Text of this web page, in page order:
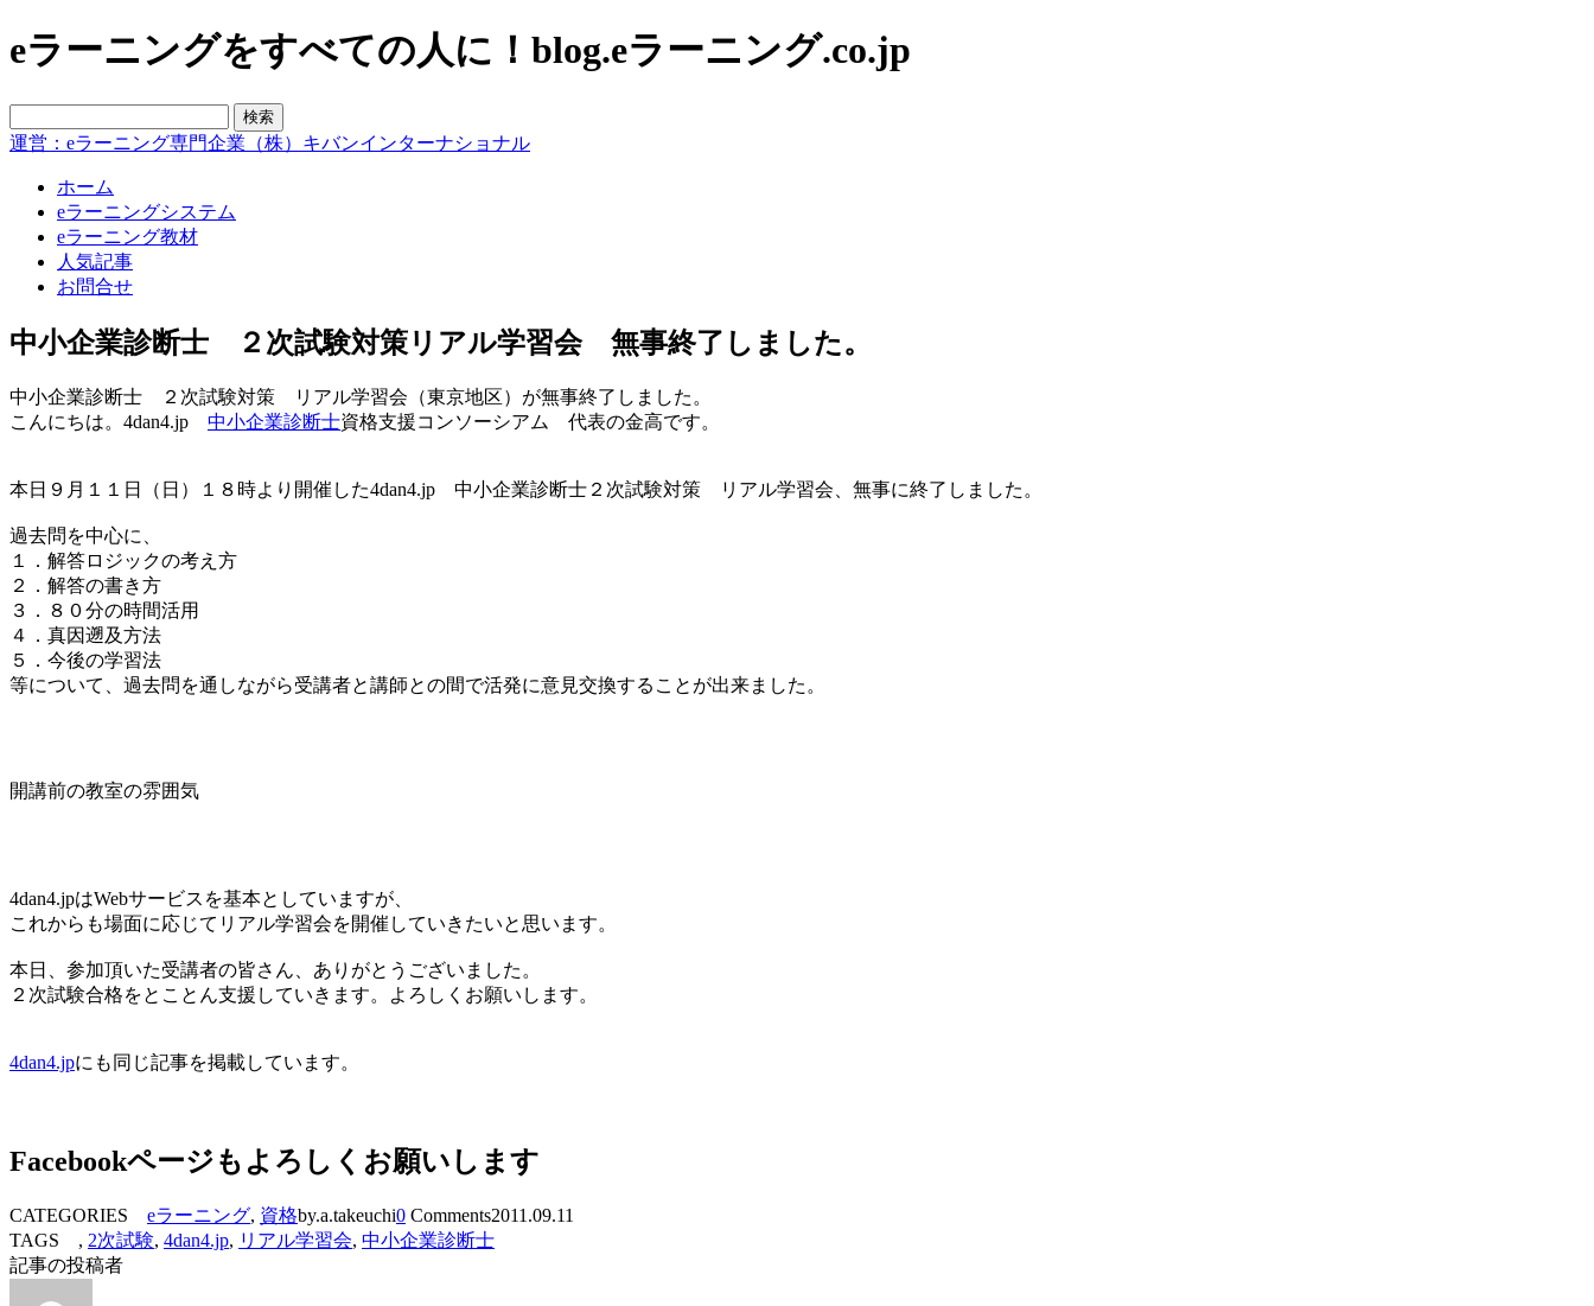
eラーニングをすべての人に！blog.eラーニング.co.jp
運営：eラーニング専門企業（株）キバンインターナショナル
ホーム
eラーニングシステム
eラーニング教材
人気記事
お問合せ
中小企業診断士 ２次試験対策リアル学習会 無事終了しました。
中小企業診断士 ２次試験対策 リアル学習会（東京地区）が無事終了しました。
こんにちは。4dan4.jp 中小企業診断士資格支援コンソーシアム 代表の金高です。
本日９月１１日（日）１８時より開催した4dan4.jp 中小企業診断士２次試験対策 リアル学習会、無事に終了しました。
過去問を中心に、
１．解答ロジックの考え方
２．解答の書き方
３．８０分の時間活用
４．真因遡及方法
５．今後の学習法
等について、過去問を通しながら受講者と講師との間で活発に意見交換することが出来ました。
開講前の教室の雰囲気
4dan4.jpはWebサービスを基本としていますが、
これからも場面に応じてリアル学習会を開催していきたいと思います。
本日、参加頂いた受講者の皆さん、ありがとうございました。
２次試験合格をとことん支援していきます。よろしくお願いします。
4dan4.jpにも同じ記事を掲載しています。
Facebookページもよろしくお願いします
CATEGORIES eラーニング, 資格by.a.takeuchi0 Comments2011.09.11
TAGS , 2次試験, 4dan4.jp, リアル学習会, 中小企業診断士
記事の投稿者